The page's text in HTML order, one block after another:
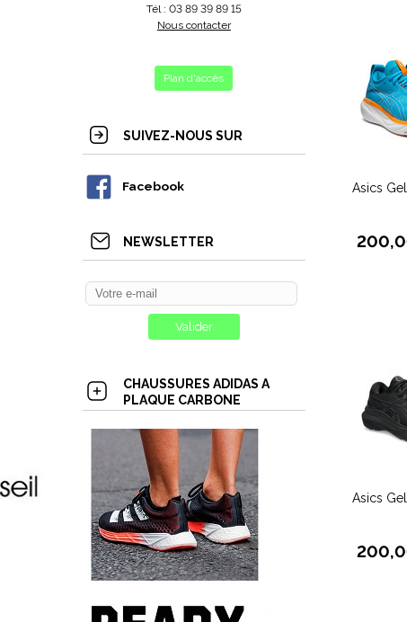
Tél : 03 89 39 89 15
Nous contacter
Plan d'accès
SUIVEZ-NOUS SUR
Facebook
NEWSLETTER
CHAUSSURES ADIDAS A
PLAQUE CARBONE
Asics
Asics